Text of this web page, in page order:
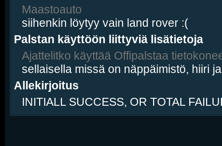
Maastoauto
siihenkin löytyy vain land rover :(
Palstan käyttöön liittyviä lisätietoja
Ajattelitko käyttää Offipalstaa
sellaisella missä on näppäimistö, hiiri
Allekirjoitus
INITIALL SUCCESS, OR TOTAL